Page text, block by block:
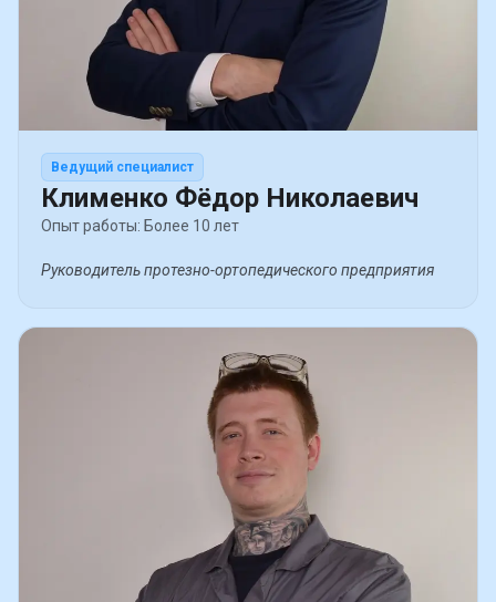
Ведущий специалист
Клименко Фёдор Николаевич
Опыт работы: Более 10 лет
Руководитель протезно-ортопедического предприятия